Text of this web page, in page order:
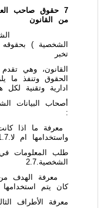
من القانون
الشخص
تخبر
القانون، وهي
الحقوق وتنفذ ما
ادارية وتقنية لكل
:
معرفة ما اذا
واستخدامها ام لا.1.7
طلب المعلومات في
الشخصية.2.7
معرفة الهدف من
كان يتم استخدامها
معرفة الأطراف